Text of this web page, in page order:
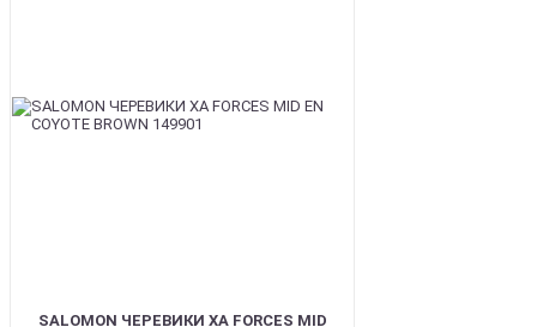
SALOMON ЧЕРЕВИКИ XA FORCES MID